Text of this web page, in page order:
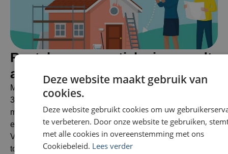
Renteloze renovatielening wordt
afgeschaft. Wat nu?
Met de afschaffing van de renteloze renovatielening op
31 december 2024 komt een einde aan een voordelige
maatregel die huiseigenaren stimuleerde om hun woning
energiezuiniger te maken. Gelukkig biedt de Mijn
VerbouwLening een haalbaar alternatief voor
toekomstige renovatieplannen. Hier lees je alles wat je
Deze website maakt gebruik van
cookies.
Deze website gebruikt cookies om uw
te verbeteren. Door onze website te gebruiken,
met alle cookies in overeenstemming met ons
Cookiebeleid. Lees verder